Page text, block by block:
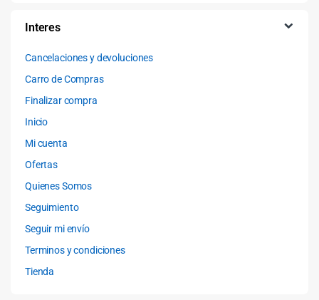
Interes
Cancelaciones y devoluciones
Carro de Compras
Finalizar compra
Inicio
Mi cuenta
Ofertas
Quienes Somos
Seguimiento
Seguir mi envío
Terminos y condiciones
Tienda